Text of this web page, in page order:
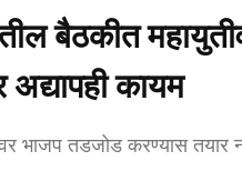
बैठकीत
अद्यापही कायम
भाजप तडजोड करण्यास